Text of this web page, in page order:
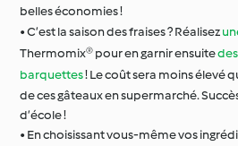
belles économies !
• C’est la saison des fraises ? Réalisez
Thermomix® pour en garnir ensuite
barquettes! Le coût sera moins élevé
de ces gâteaux en supermarché.
d’école !
• En choisissant vous-même vos